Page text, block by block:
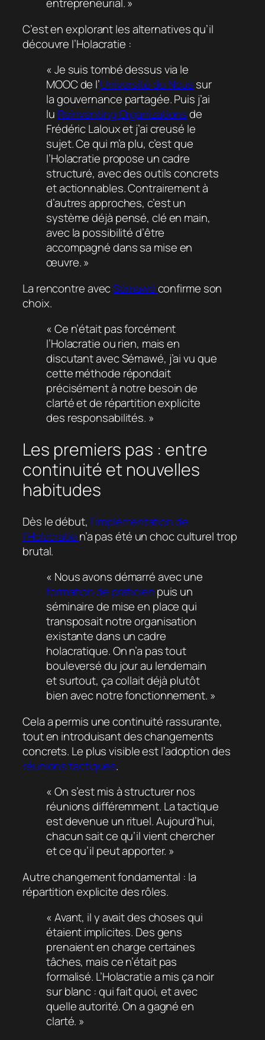
entrepreneurial. »
C’est en explorant les alternatives qu’il
découvre l’Holacratie :
« Je suis tombé dessus via le
MOOC de l’Université du Nous sur
la gouvernance partagée. Puis j’ai
lu Reinventing Organizationsde
Frédéric Laloux et j’ai creusé le
sujet. Ce qui m’a plu, c’est que
l’Holacratie propose un cadre
structuré, avec des outils concrets
et actionnables. Contrairement à
d’autres approches, c’est un
système déjà pensé, clé en main,
avec la possibilité d’être
accompagné dans sa mise en
œuvre. »
La rencontre avecSémawéconfirme son
choix.
« Ce n’était pas forcément
l’Holacratie ou rien, mais en
discutant avec Sémawé, j’ai vu que
cette méthode répondait
précisément à notre besoin de
clarté et de répartition explicite
des responsabilités. »
Les premiers pas : entre
continuité et nouvelles
habitudes
Dès le début, l’implémentation de
l’Holacratie n’a pas été un choc culturel trop
brutal.
« Nous avons démarré avec une
formation de praticien puis un
séminaire de mise en place qui
transposait notre organisation
existante dans un cadre
holacratique. On n’a pas tout
bouleversé du jour au lendemain
et surtout, ça collait déjà plutôt
bien avec notre fonctionnement. »
Cela a permis une continuité rassurante,
tout en introduisant des changements
concrets. Le plus visible est l’adoption des
réunions tactiques.
« On s’est mis à structurer nos
réunions différemment. La tactique
est devenue un rituel. Aujourd’hui,
chacun sait ce qu’il vient chercher
et ce qu’il peut apporter. »
Autre changement fondamental : la
répartition explicite des rôles.
« Avant, il y avait des choses qui
étaient implicites. Des gens
prenaient en charge certaines
tâches, mais ce n’était pas
formalisé. L’Holacratie a mis ça noir
sur blanc : qui fait quoi, et avec
quelle autorité. On a gagné en
clarté. »